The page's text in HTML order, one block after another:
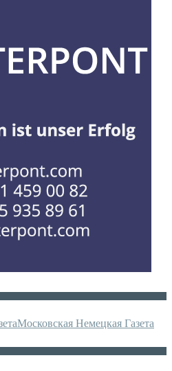
Московская Немецкая Газета